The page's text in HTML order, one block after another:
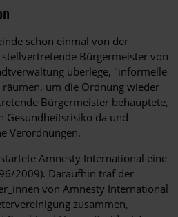
schon einmal von der
Bürgermeister von
überlege, "informelle
um die Ordnung wieder
Bürgermeister behauptete,
Gesundheitsrisiko da und
Verordnungen.
Amnesty International eine
2009). Daraufhin traf der
von Amnesty International
zusammen,